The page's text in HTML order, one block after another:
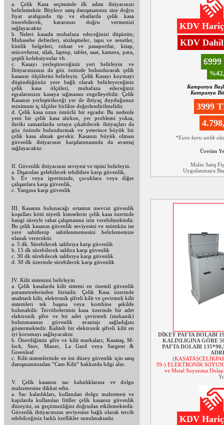
a. Çelik Kasa seçiminde ilk adım ihtiyacınızı
belirlemektir. Böylece satış danışmanınız size doğru
fiyat aralıgında tip ve ebatlarda çelik kasa
önerebilecek, kararınızı doğru vermenizi
sağlayacaktır.
b. Neleri kasada muhafaza edeceğinizi düşünün;
Muhasebe defterleri, sözleşmeler, tapu ve senetler,
kimlik belgeleri, ruhsat ve pasaportlar, kitap,
mücevherat, silah, laptop, tablet, saat, kamera, para,
çeşitli koleksiyonlar vb.
c. Kasayı yerleştireceğiniz yeri belirleyin ve
İhtiyacınızınız da göz önünde bulundurarak çelik
kasanın ölçülerini belirleyin. Çelik Kasayı koymayı
düşündüğünüz yere bağlı olarak belirleyeceğiniz
çelik kasa ölçüleri, muhafaza edeceğiniz
eşyalarınızın kasaya sığmasını engelleyebilir. Çelik
Kasanın yerleştirileceği yer ile ihtiyaç duyduğunuz
minimum iç ölçüler birlikte değerlendirilmelidir.
d. Çelik kasa uzun ömürlü bir eşyadır. Bu nedenle
yeni bir çelik kasa alırken, yer problemi yoksa,
ileriki zamanlarda ortaya çıkabilecek ihtiyaçları da
göz önünde bulundurmak ve yeterince büyük bir
çelik kasa almak gerekir. Kasanın büyük olması
güvenlik ihtiyacının karşılanmasında da avantaj
sağlayacaktır.
II. Güvenlik ihtiyacının seviyesi ve tipini belirleyin.
a. Dışarıdan gelebilecek tehditlere karşı güvenlik,
b. Ev veya işyerinizde, çocuklara veya diğer
çalışanlara karşı güvenlik,
c. Yangına karşı güvenlik
III. Kasanın bulunacağı ortamın mevcut güvenlik
koşulları kötü niyetli kimselerin çelik kasa üzerinde
hangi süreyle rahat çalışmasına izin verebilmektedir.
Bu çelik kasanın güvenlik seviyesini ve mümkün ise
yere sabitlenip sabitlenmemesini belirlememize
olanak verecektir.
a. 5 dk. Sürebilecek saldırıya karşı güvenlik
b. 15 dk sürebilecek saldıra karşı güvenlik
c. 30 dk sürebilecek saldırıya karşı güvenlik
d. 30 dk üzerinde sürebilecek karşı güvenlik
IV. Kilit sistemini belirleyin
a. Çelik kasalarda kilit sistemi en önemli güvenlik
parametrelerinden birisidir. Çelik Kasa üzerinde
anahtarlı kilit, elektronik şifreli kilit ve çevirmeli kilit
sistemleri tek başına veya kombine şekilde
bulunabilir. Tecrübelerimiz kasa üzerinde bir adet
elektronik şifre ve bir adet çevirmeli (mekanik)
bulunmasının güvenlik avantajı sağladığını
göstermektedir. Kaliteli bir elektronik şifreli kilit en
iyi korumayı sağlayacaktır.
b. Önerdiğimiz şifre ve kilit markaları; Kasataş, M-
lock, Stuv, Mauer, La Gard veya Sargent &
Greenleaf
c. Kilit sistemlerinde en üst düzey güvenlik için satış
danışmanınızdan “Cam Kilit” hakkında bilgi alın.
V. Çelik kasanın sac kalınlıklarına ve dolgu
malzemesine dikkat edin.
a. Sac kalınlıkları, kullanılan dolgu malzemesi ve
kapılarda kullanılan fitiller çelik kasanın güvenlik
düzeyini, ısı geçirmezliğini doğrudan etkilemektedir.
Güvenlik ihtiyacınızın seviyesine bağlı olarak tercih
edebilceğiniz farklı özellikler sunulmaktadır.
KDV
KDV
Kampanya
Kampanya
3999
*Euro kuru anlık
Üretim
Malın Satış
Uygulanmaya
DİKEY PAFTA DOLABI
KALINLIGINA GÖRE
PAFTA DOLABI
(
39-) ELEKTRONİK
ve Metal Soyunma
KDV